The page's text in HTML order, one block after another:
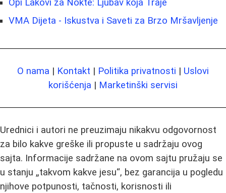
Opi Lakovi za Nokte: Ljubav koja Traje
VMA Dijeta - Iskustva i Saveti za Brzo Mršavljenje
O nama | Kontakt | Politika privatnosti | Uslovi
korišćenja | Marketinški servisi
Urednici i autori ne preuzimaju nikakvu odgovornost
za bilo kakve greške ili propuste u sadržaju ovog
sajta. Informacije sadržane na ovom sajtu pružaju se
u stanju „takvom kakve jesu“, bez garancija u pogledu
njihove potpunosti, tačnosti, korisnosti ili